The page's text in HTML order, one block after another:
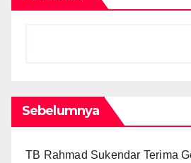
Sebelumnya
TB Rahmad Sukendar Terima